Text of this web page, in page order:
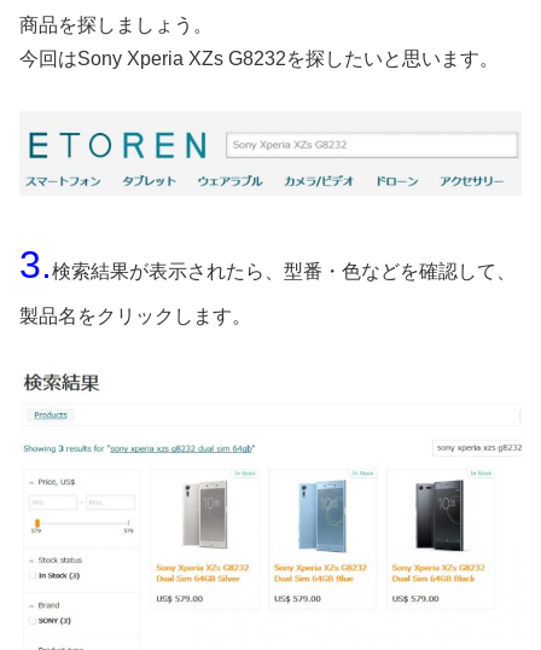
商品を探しましょう。
今回はSony Xperia XZs G8232を探したいと思います。
3.検索結果が表示されたら、型番・色などを確認して、
製品名をクリックします。